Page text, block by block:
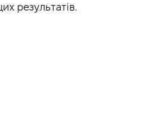
результатів.